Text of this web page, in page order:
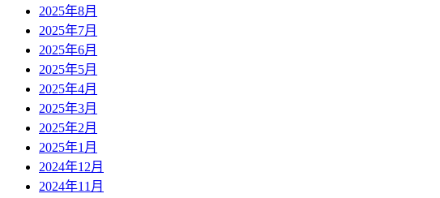
2025年8月
2025年7月
2025年6月
2025年5月
2025年4月
2025年3月
2025年2月
2025年1月
2024年12月
2024年11月